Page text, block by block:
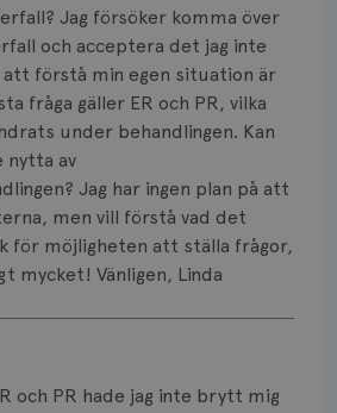
Jag försöker komma över
och acceptera det jag inte
att förstå min egen situation är
fråga gäller ER och PR, vilka
under behandlingen. Kan
nytta av
Jag har ingen plan på att
men vill förstå vad det
för möjligheten att ställa frågor,
mycket! Vänligen, Linda
och PR hade jag inte brytt mig